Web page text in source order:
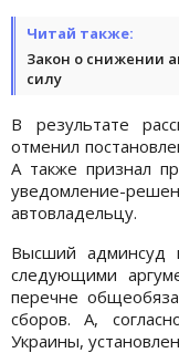
Читай также:
Закон о снижении
силу
В результате
отменил
А также признал
уведомление-
автовладельцу.
Высший админсуд
следующими
перечне
сборов. А,
Украины,